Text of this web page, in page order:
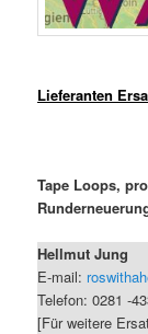
Lieferanten
Tape Loops,
Hellmut Jung
E-mail:
Telefon: 0281 -
[Für weitere